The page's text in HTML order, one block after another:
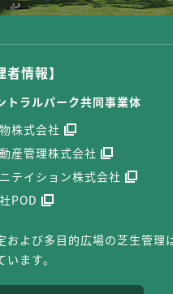
者情報】
トラルパーク共同事業体
株式会社
産管理株式会社
テイション株式会社
POD
および多目的広場の芝生管理
ます。